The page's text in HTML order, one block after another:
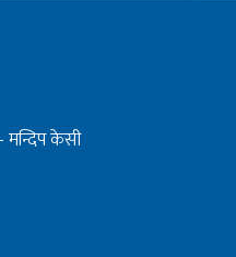
मन्दिप केसी